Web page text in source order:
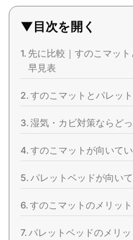
▼目次を開く
先に比較｜すのこマッ
早見表
すのこマットとパレッ
湿気・カビ対策ならど
すのこマットが向いて
パレットベッドが向い
すのこマットのメリッ
パレットベッドのメリ